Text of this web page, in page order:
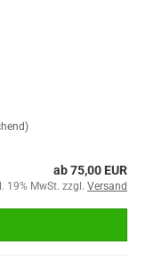
ab 75,00 EUR
19% MwSt. zzgl. Versand